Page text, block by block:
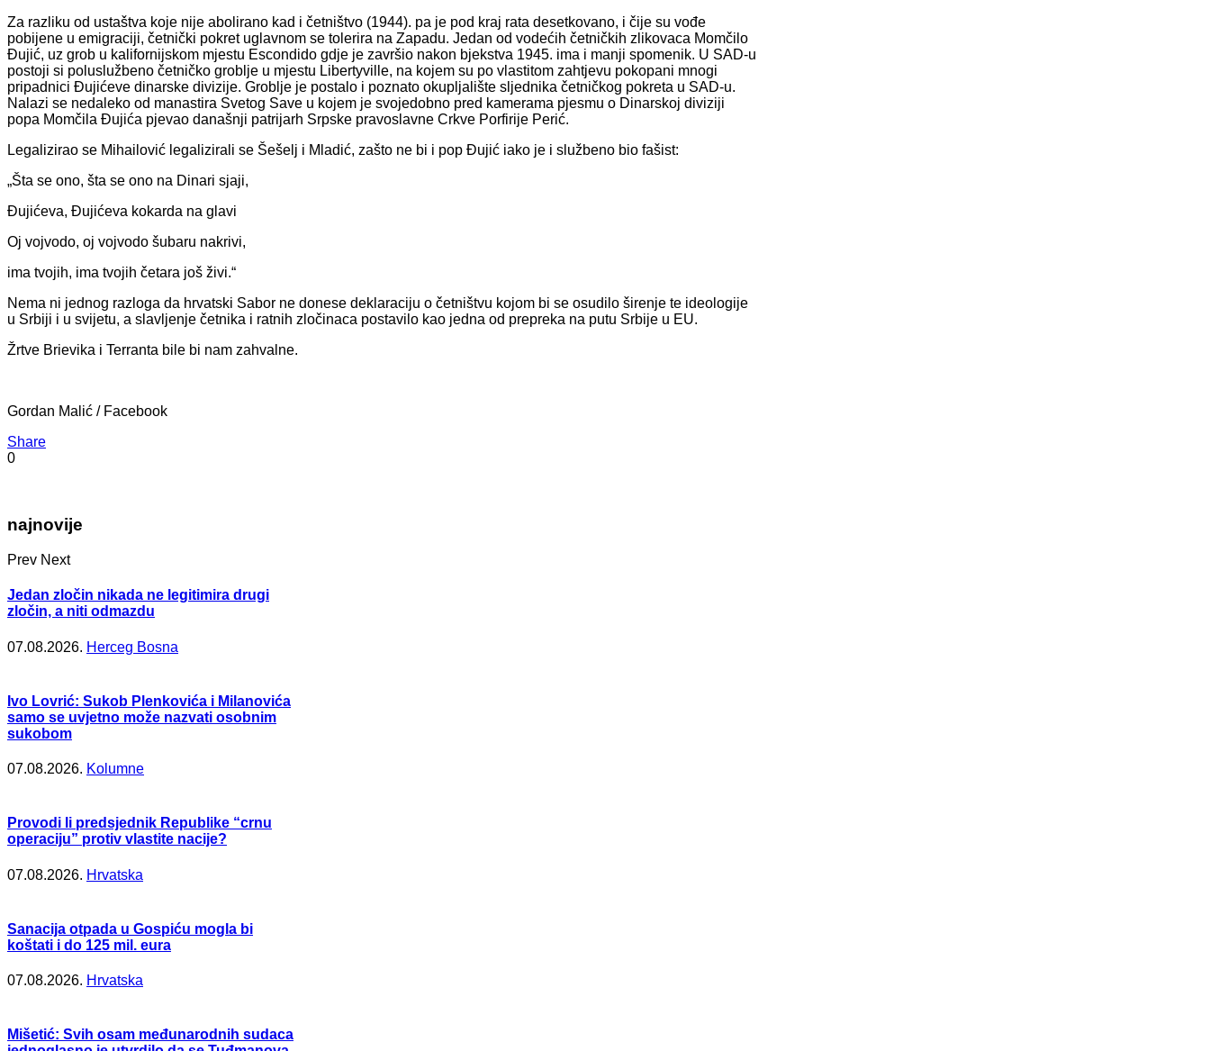
Za razliku od ustaštva koje nije abolirano kad i četništvo (1944). pa je pod kraj rata desetkovano, i čije su vođe
pobijene u emigraciji, četnički pokret uglavnom se tolerira na Zapadu. Jedan od vodećih četničkih zlikovaca Momčilo
Đujić, uz grob u kalifornijskom mjestu Escondido gdje je završio nakon bjekstva 1945. ima i manji spomenik. U SAD-u
postoji si poluslužbeno četničko groblje u mjestu Libertyville, na kojem su po vlastitom zahtjevu pokopani mnogi
pripadnici Đujićeve dinarske divizije. Groblje je postalo i poznato okupljalište sljednika četničkog pokreta u SAD-u.
Nalazi se nedaleko od manastira Svetog Save u kojem je svojedobno pred kamerama pjesmu o Dinarskoj diviziji
popa Momčila Đujića pjevao današnji patrijarh Srpske pravoslavne Crkve Porfirije Perić.
Legalizirao se Mihailović legalizirali se Šešelj i Mladić, zašto ne bi i pop Đujić iako je i službeno bio fašist:
„Šta se ono, šta se ono na Dinari sjaji,
Đujićeva, Đujićeva kokarda na glavi
Oj vojvodo, oj vojvodo šubaru nakrivi,
ima tvojih, ima tvojih četara još živi.“
Nema ni jednog razloga da hrvatski Sabor ne donese deklaraciju o četništvu kojom bi se osudilo širenje te ideologije
u Srbiji i u svijetu, a slavljenje četnika i ratnih zločinaca postavilo kao jedna od prepreka na putu Srbije u EU.
Žrtve Brievika i Terranta bile bi nam zahvalne.
Gordan Malić / Facebook
Share
0
najnovije
Prev Next
Jedan zločin nikada ne legitimira drugi
zločin, a niti odmazdu
07.08.2026. Herceg Bosna
Ivo Lovrić: Sukob Plenkovića i Milanovića
samo se uvjetno može nazvati osobnim
sukobom
07.08.2026. Kolumne
Provodi li predsjednik Republike “crnu
operaciju” protiv vlastite nacije?
07.08.2026. Hrvatska
Sanacija otpada u Gospiću mogla bi
koštati i do 125 mil. eura
07.08.2026. Hrvatska
Mišetić: Svih osam međunarodnih sudaca